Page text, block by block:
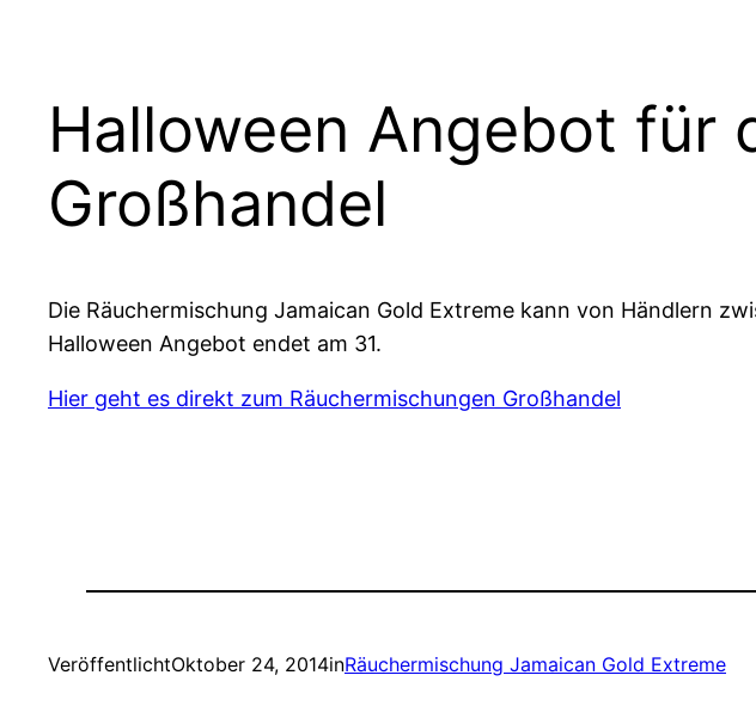
Halloween Angebot für
Großhandel
Die Räuchermischung Jamaican Gold Extreme kann von Händlern
Halloween Angebot endet am 31.
Hier geht es direkt zum Räuchermischungen Großhandel
VeröffentlichtOktober 24, 2014inRäuchermischung Jamaican Gold Extreme